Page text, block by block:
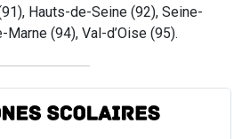
Hauts-de-Seine (92), Seine-
(94), Val-d’Oise (95).